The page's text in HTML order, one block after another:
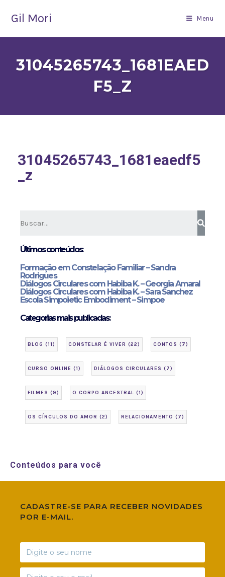
Gil Mori Menu
31045265743_1681EAED
F5_Z
31045265743_1681eaedf5
_z
Últimos conteúdos:
Formação em Constelação Familiar – Sandra
Rodrigues
Diálogos Circulares com Habiba K. – Georgia Amaral
Diálogos Circulares com Habiba K. – Sara Sanchez
Escola Simpoietic Embodiment – Simpoe
Categorias mais publicadas:
BLOG (11) CONSTELAR É VIVER (22) CONTOS (7)
CURSO ONLINE (1) DIÁLOGOS CIRCULARES (7)
FILMES (9) O CORPO ANCESTRAL (1)
OS CÍRCULOS DO AMOR (2) RELACIONAMENTO (7)
Conteúdos para você
CADASTRE-SE PARA RECEBER NOVIDADES
POR E-MAIL.